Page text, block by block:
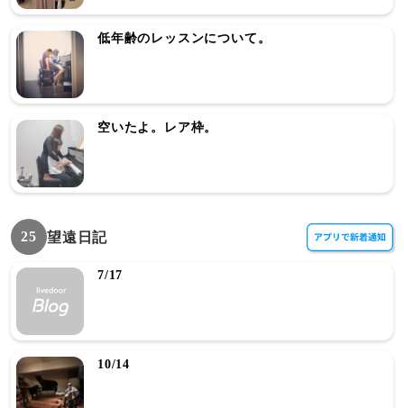
低年齢のレッスンについて。
空いたよ。レア枠。
25 望遠日記
7/17
10/14